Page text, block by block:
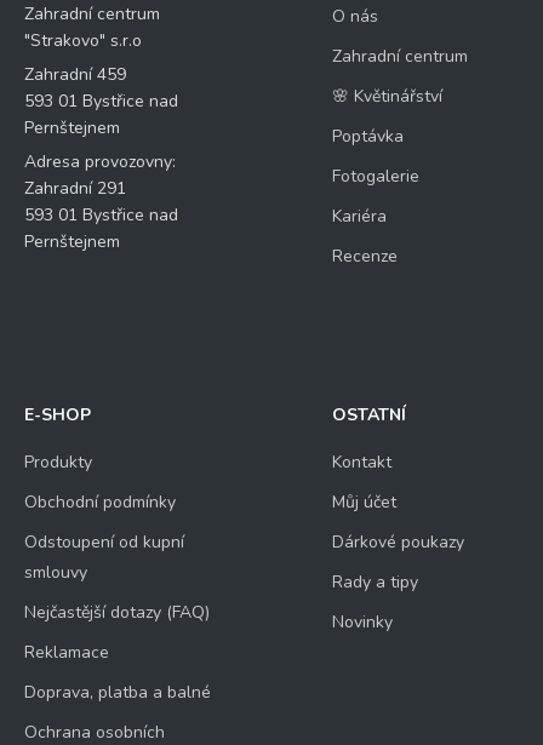
Zahradní centrum
"Strakovo" s.r.o
Zahradní 459
593 01 Bystřice nad
Pernštejnem
Adresa provozovny:
Zahradní 291
593 01 Bystřice nad
Pernštejnem
O nás
Zahradní centrum
🌸 Květinářství
Poptávka
Fotogalerie
Kariéra
Recenze
E-SHOP
Produkty
Obchodní podmínky
Odstoupení od kupní
smlouvy
Nejčastější dotazy (FAQ)
Reklamace
Doprava, platba a balné
Ochrana osobních
OSTATNÍ
Kontakt
Můj účet
Dárkové poukazy
Rady a tipy
Novinky